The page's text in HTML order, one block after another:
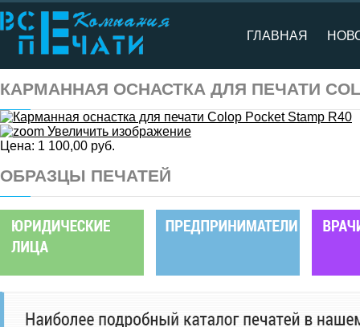
ГЛАВНАЯ
КАРМАННАЯ ОСНАСТКА ДЛЯ ПЕЧАТИ
Увеличить изображение
Цена: 1 100,00 руб.
ОБРАЗЦЫ ПЕЧАТЕЙ